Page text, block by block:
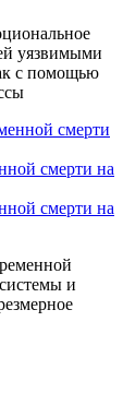
уязвимыми
с помощью
смерти на
смерти на
и